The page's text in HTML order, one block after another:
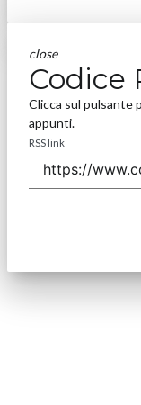
close
Codice
Clicca sul pulsante
appunti.
RSS link